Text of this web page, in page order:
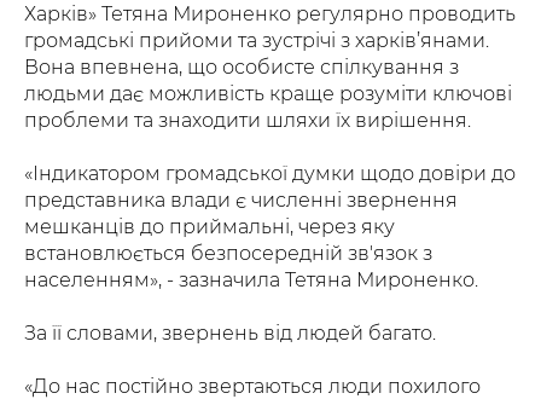
Харків» Тетяна Мироненко регулярно проводить
громадські прийоми та зустрічі з харків’янами.
Вона впевнена, що особисте спілкування з
людьми дає можливість краще розуміти ключові
проблеми та знаходити шляхи їх вирішення.
«Індикатором громадської думки щодо довіри до
представника влади є численні звернення
мешканців до приймальні, через яку
встановлюється безпосередній зв'язок з
населенням», - зазначила Тетяна Мироненко.
За її словами, звернень від людей багато.
«До нас постійно звертаються люди похилого